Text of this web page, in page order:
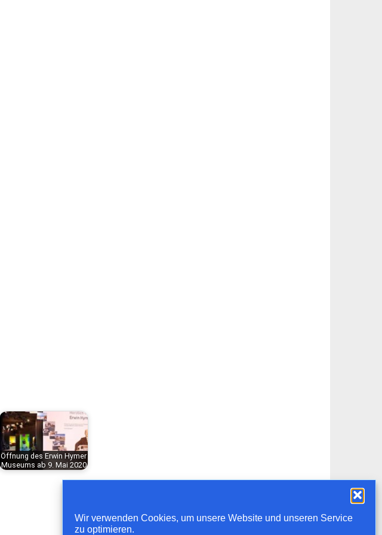
Wir verwenden Cookies, um unsere Website und unseren Service
zu optimieren.
Öffnung des Erwin Hymer
Museums ab 9. Mai 2020